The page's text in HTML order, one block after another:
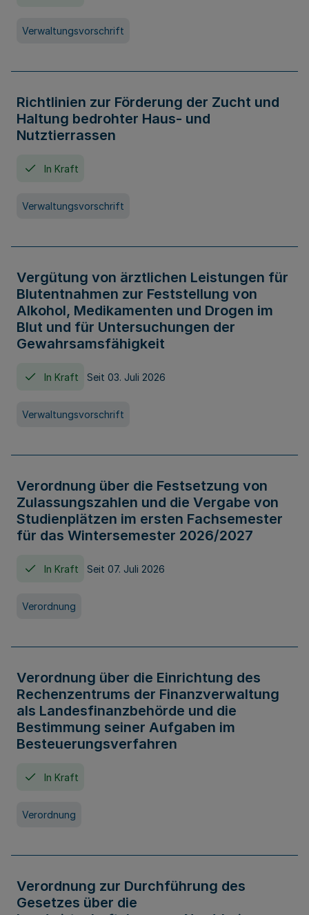
Verwaltungsvorschrift
Richtlinien zur Förderung der Zucht und
Haltung bedrohter Haus- und
Nutztierrassen
In Kraft
Verwaltungsvorschrift
Vergütung von ärztlichen Leistungen für
Blutentnahmen zur Feststellung von
Alkohol, Medikamenten und Drogen im
Blut und für Untersuchungen der
Gewahrsamsfähigkeit
In Kraft Seit 03. Juli 2026
Verwaltungsvorschrift
Verordnung über die Festsetzung von
Zulassungszahlen und die Vergabe von
Studienplätzen im ersten Fachsemester
für das Wintersemester 2026/2027
In Kraft Seit 07. Juli 2026
Verordnung
Verordnung über die Einrichtung des
Rechenzentrums der Finanzverwaltung
als Landesfinanzbehörde und die
Bestimmung seiner Aufgaben im
Besteuerungsverfahren
In Kraft
Verordnung
Verordnung zur Durchführung des
Gesetzes über die